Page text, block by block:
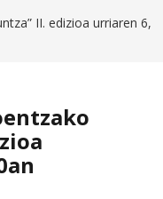
II. edizioa urriaren 6,